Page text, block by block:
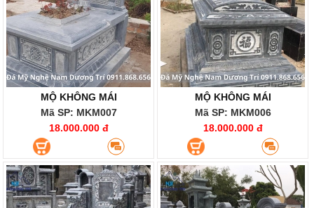
MỘ KHÔNG MÁI
Mã SP: MKM007
18.000.000 đ
MỘ KHÔNG MÁI
Mã SP: MKM006
18.000.000 đ